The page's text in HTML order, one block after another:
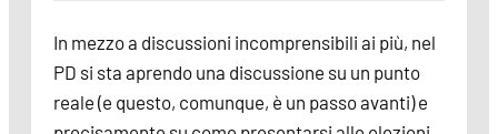
In mezzo a discussioni incomprensibili ai più, nel
PD si sta aprendo una discussione su un punto
reale (e questo, comunque, è un passo avanti) e